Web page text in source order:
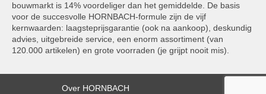
bouwmarkt is 14% voordeliger dan het gemiddelde. De basis
voor de succesvolle HORNBACH-formule zijn de vijf
kernwaarden: laagsteprijsgarantie (ook na aankoop), deskundig
advies, uitgebreide service, een enorm assortiment (van
120.000 artikelen) en grote voorraden (je grijpt nooit mis).
Over HORNBACH